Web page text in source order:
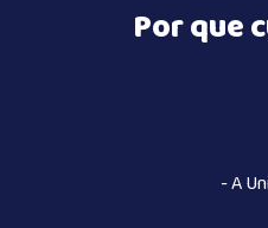
Por que
- A